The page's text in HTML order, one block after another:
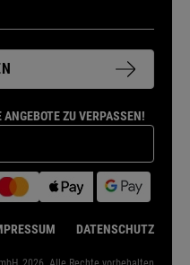
ZU VERPASSEN!
DATENSCHUTZ